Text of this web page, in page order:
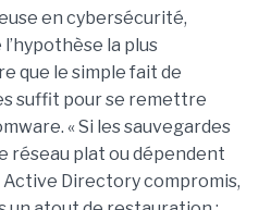
en cybersécurité,
la plus
que le simple fait de
suffit pour se remettre
« Si les sauvegardes
réseau plat ou dépendent
Directory compromis,